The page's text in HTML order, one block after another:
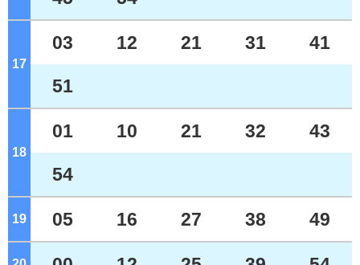
17 ジ
03 12 21 31 41
51
18 ジ
01 10 21 32 43
54
19 05 16 27 38 49